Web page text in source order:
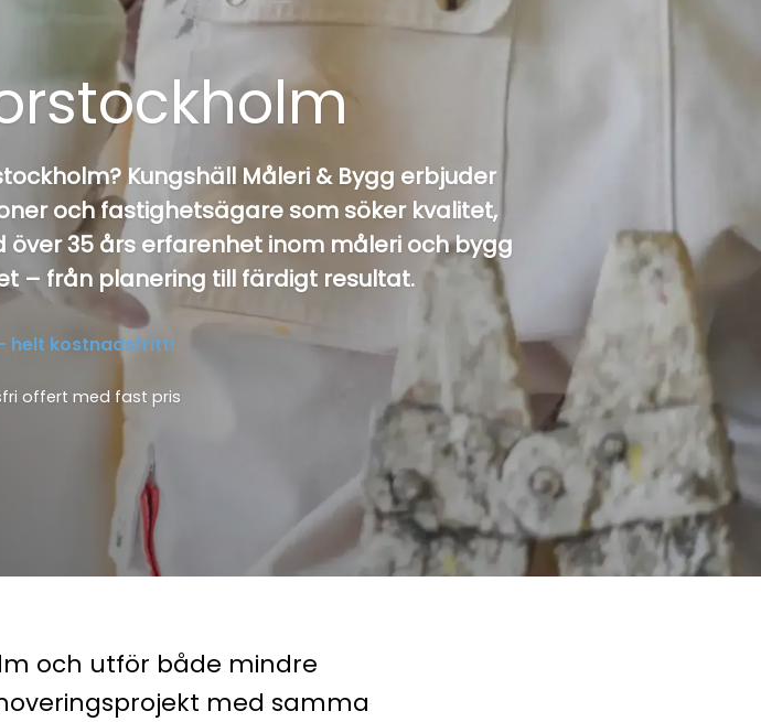
Kungshäll Måleri & Bygg erbjuder
och fastighetsägare som söker kvalitet,
35 års erfarenhet inom måleri och bygg
– från planering till färdigt resultat.
helt kostnadsfritt!
offert med fast pris
och utför både mindre
med samma